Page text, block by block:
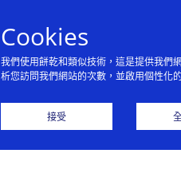
Cookies
我們使用餅乾和類似技術，這是提供我們
析您訪問我們網站的次數，並啟用個性化
接受